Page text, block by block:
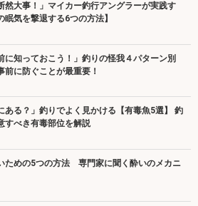
然大事！」マイカー釣行アングラーが実践す
眠気を撃退する6つの方法】
に知っておこう！」釣りの怪我４パターン別
に防ぐことが最重要！
ある？」釣りでよく見かける【有毒魚5選】 釣
すべき有毒部位を解説
ための5つの方法 専門家に聞く酔いのメカニ